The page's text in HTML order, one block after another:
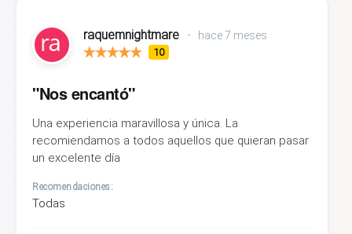
raquemnightmare • hace 7 meses
10
"Nos encantó"
Una experiencia maravillosa y única. La
recomiendamos a todos aquellos que quieran pasar
un excelente día
Recomendaciones:
Todas